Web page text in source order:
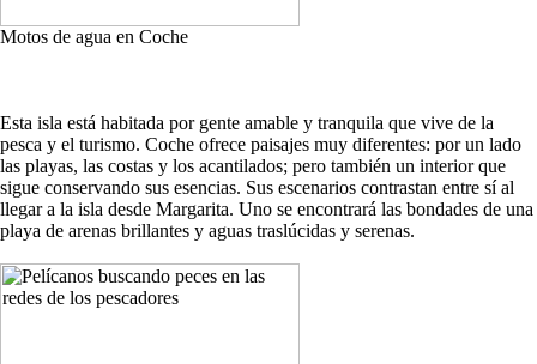
Motos de agua en Coche
Esta isla está habitada por gente amable y tranquila que vive de la
pesca y el turismo. Coche ofrece paisajes muy diferentes: por un lado
las playas, las costas y los acantilados; pero también un interior que
sigue conservando sus esencias. Sus escenarios contrastan entre sí al
llegar a la isla desde Margarita. Uno se encontrará las bondades de una
playa de arenas brillantes y aguas traslúcidas y serenas.